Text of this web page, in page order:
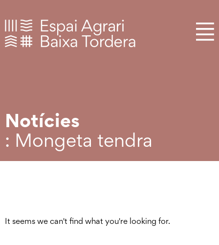
Notícies
: Mongeta tendra
It seems we can't find what you're looking for.